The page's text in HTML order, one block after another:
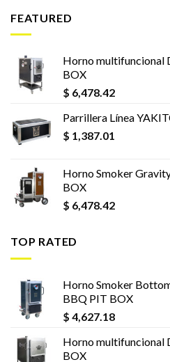
FEATURED
Horno multifuncional
BOX
$ 6,478.42
Parrillera Línea
$ 1,387.01
Horno Smoker
BOX
$ 6,478.42
TOP RATED
Horno Smoker
BBQ PIT BOX
$ 4,627.18
Horno multifuncional
BOX